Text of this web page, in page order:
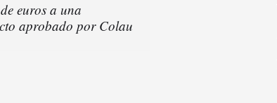
euros a una
aprobado por Colau